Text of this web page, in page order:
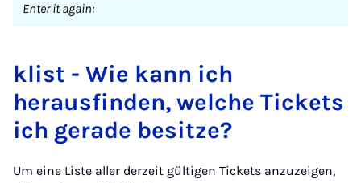
Enter it again:
klist - Wie kann ich
herausfinden, welche Tickets
ich gerade besitze?
Um eine Liste aller derzeit gültigen Tickets anzuzeigen,